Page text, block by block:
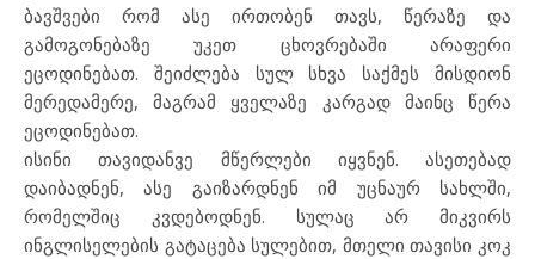
ბავშვები რომ ასე ირთობენ თავს, წერაზე და
გამოგონებაზე უკეთ ცხოვრებაში არაფერი
ეცოდინებათ. შეიძლება სულ სხვა საქმეს მისდიონ
მერედამერე, მაგრამ ყველაზე კარგად მაინც წერა
ეცოდინებათ.
ისინი თავიდანვე მწერლები იყვნენ. ასეთებად
დაიბადნენ, ასე გაიზარდნენ იმ უცნაურ სახლში,
რომელშიც კვდებოდნენ. სულაც არ მიკვირს
ინგლისელების გატაცება სულებით, მთელი თავისი კოკ